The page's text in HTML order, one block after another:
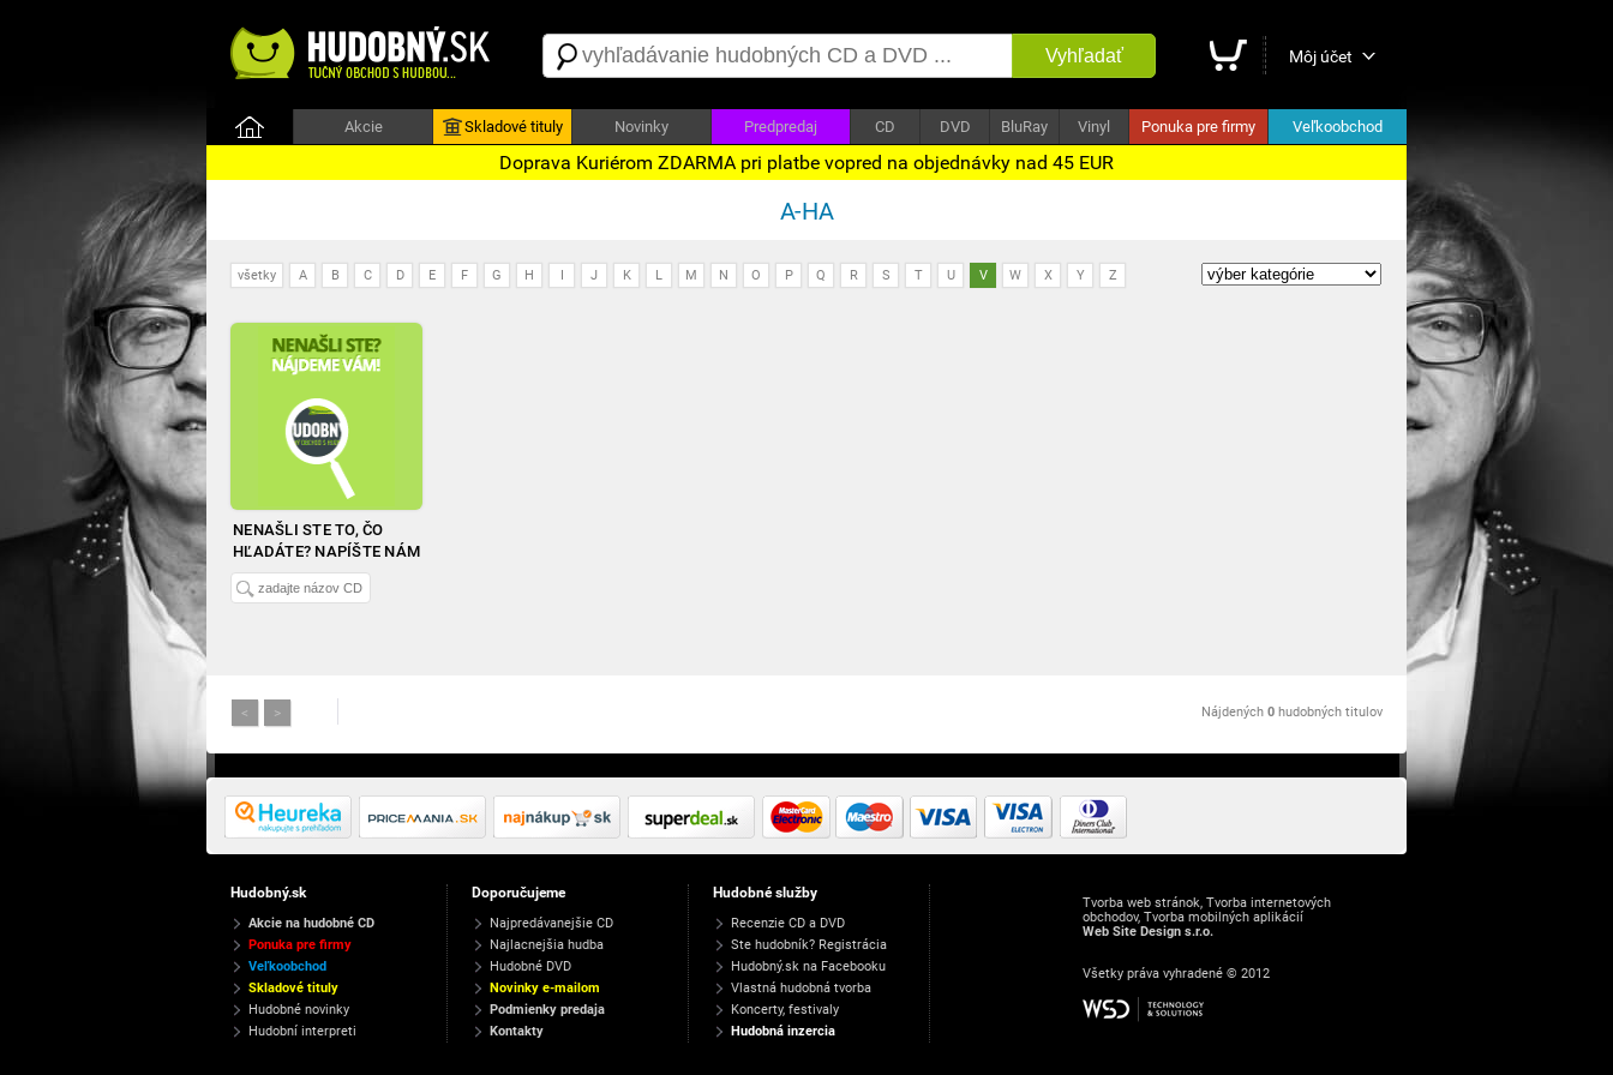
Vyhľadať Môj účet
Akcie Skladové tituly Novinky Predpredaj CD DVD BluRay Vinyl Ponuka pre firmy Veľkoobchod
Doprava Kuriérom ZDARMA pri platbe vopred na objednávky nad 45 EUR
A-HA
všetky A B C D E F G H I J K L M N O P Q R S T U V W X Y Z
NENAŠLI STE TO, ČO
HĽADÁTE? NAPÍŠTE NÁM
< > Nájdených 0 hudobných titulov
Hudobný.sk
Akcie na hudobné CD
Ponuka pre firmy
Veľkoobchod
Skladové tituly
Hudobné novinky
Hudobní interpreti
Doporučujeme
Najpredávanejšie CD
Najlacnejšia hudba
Hudobné DVD
Novinky e-mailom
Podmienky predaja
Kontakty
Hudobné služby
Recenzie CD a DVD
Ste hudobník? Registrácia
Hudobný.sk na Facebooku
Vlastná hudobná tvorba
Koncerty, festivaly
Hudobná inzercia
Tvorba web stránok, Tvorba internetových
obchodov, Tvorba mobilných aplikácií
Web Site Design s.r.o.
Všetky práva vyhradené © 2012